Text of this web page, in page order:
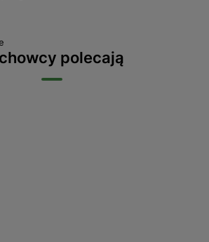
polecają